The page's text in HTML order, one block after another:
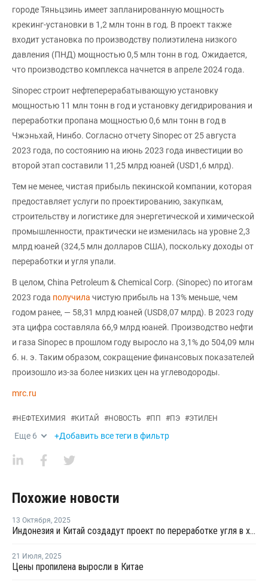
городе Тяньцзинь имеет запланированную мощность
крекинг-установки в 1,2 млн тонн в год. В проект также
входит установка по производству полиэтилена низкого
давления (ПНД) мощностью 0,5 млн тонн в год. Ожидается,
что производство комплекса начнется в апреле 2024 года.
Sinopec строит нефтеперерабатывающую установку
мощностью 11 млн тонн в год и установку дегидрирования и
переработки пропана мощностью 0,6 млн тонн в год в
Чжэньхай, Нинбо. Согласно отчету Sinopec от 25 августа
2023 года, по состоянию на июнь 2023 года инвестиции во
второй этап составили 11,25 млрд юаней (USD1,6 млрд).
Тем не менее, чистая прибыль пекинской компании, которая
предоставляет услуги по проектированию, закупкам,
строительству и логистике для энергетической и химической
промышленности, практически не изменилась на уровне 2,3
млрд юаней (324,5 млн долларов США), поскольку доходы от
переработки и угля упали.
В целом, China Petroleum & Chemical Corp. (Sinopec) по итогам
2023 года получила чистую прибыль на 13% меньше, чем
годом ранее, — 58,31 млрд юаней (USD8,07 млрд). В 2023 году
эта цифра составляла 66,9 млрд юаней. Производство нефти
и газа Sinopec в прошлом году выросло на 3,1% до 504,09 млн
б. н. э. Таким образом, сокращение финансовых показателей
произошло из-за более низких цен на углеводороды.
mrc.ru
#НЕФТЕХИМИЯ #КИТАЙ #НОВОСТЬ #ПП #ПЭ #ЭТИЛЕН
Еще 6 +Добавить все теги в фильтр
Похожие новости
13 Октября, 2025
Индонезия и Китай создадут проект по переработке угля в химикаты
21 Июля, 2025
Цены пропилена выросли в Китае